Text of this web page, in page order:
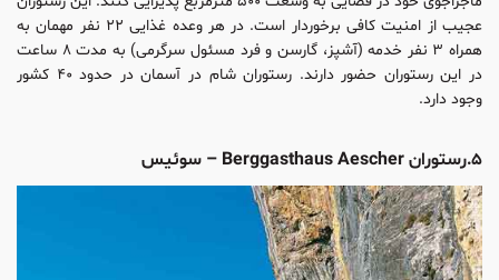
عجیب از امنیت کافی برخوردار است. در هر وعده غذایی ۲۲ نفر مهمان به
همراه ۳ نفر خدمه (آشپز، گارسن و فرد مسئول سرگرمی) به مدت ۸ ساعت
در این رستوران حضور دارند. رستوران شام در آسمان در حدود ۴۰ کشور
وجود دارد.
۵.رستوران Berggasthaus Aescher – سوئیس